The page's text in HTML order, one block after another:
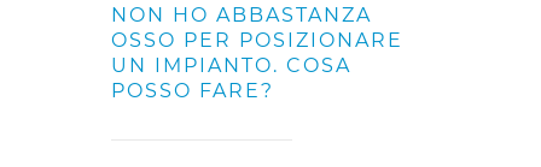
NON HO ABBASTANZA
OSSO PER POSIZIONARE
UN IMPIANTO. COSA
POSSO FARE?